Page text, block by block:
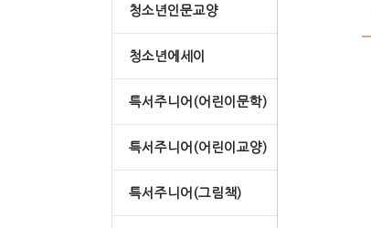
청소년인문교양
청소년에세이
특서주니어(어린이문학)
특서주니어(어린이교양)
특서주니어(그림책)